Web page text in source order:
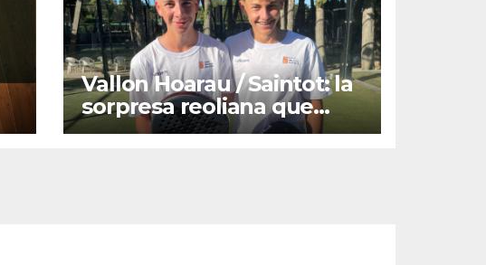
Vallon Hoarau / Saintot: la
sorpresa reoliana que
desafia la cap de sèrie 1